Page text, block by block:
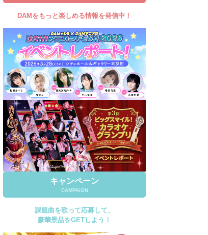
自宅でカラオケ歌い放題！
家族や友達と一緒に！練習にも！
DAMをもっと楽しめる情報を発信中！
キャンペーン
CAMPAIGN
課題曲を歌って応募して、
豪華景品をGETしよう！